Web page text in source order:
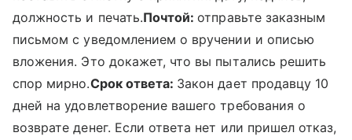
должность и печать.Почтой:отправьте заказным
письмом с уведомлением о вручении и описью
вложения. Это докажет, что вы пытались решить
спор мирно.Срок ответа: Закон дает продавцу 10
дней на удовлетворение вашего требования о
возврате денег. Если ответа нет или пришел отказ,